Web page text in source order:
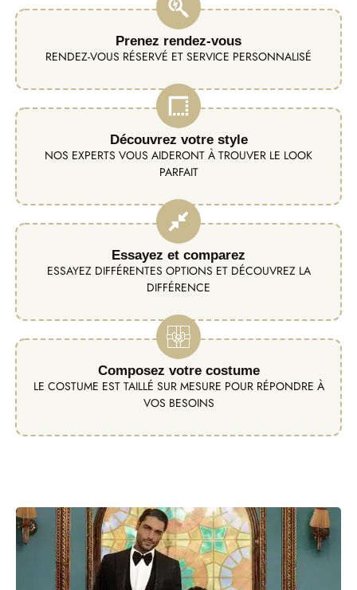
Prenez rendez-vous
RENDEZ-VOUS RÉSERVÉ ET SERVICE PERSONNALISÉ
Découvrez votre style
NOS EXPERTS VOUS AIDERONT À TROUVER LE LOOK
PARFAIT
Essayez et comparez
ESSAYEZ DIFFÉRENTES OPTIONS ET DÉCOUVREZ LA
DIFFÉRENCE
Composez votre costume
LE COSTUME EST TAILLÉ SUR MESURE POUR RÉPONDRE À
VOS BESOINS